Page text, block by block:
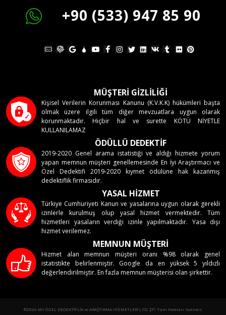
+90 (533) 947 85 90
MÜŞTERİ GİZLİLİĞİ
Kişisel Verilerin Korunması Kanunu (K.V.K.K) hükümleri başta
olmak üzere ilgili tüm diğer mevzuatlara uygun olarak
korunmaktadır. Hiçbir hal ve surette KÖTÜ NİYETLE
KULLANILAMAZ
ÖDÜLLÜ DEDEKTİF
2019-2020 Genel arama istatistiği ve aldığı hizmete yorum
yapan memnun müşteri genellemesinde En İyi Araştırmacı ve
Özel Dedektifi 2019-2020 kıymet ödülüne hak kazanmış
dedektiflik firmasıdır.
YASAL HİZMET
Türkiye Cumhuriyeti Kanun ve yasalarına uygun olarak gerekli
izinlerle kurulmuş olup yasal hizmet vermektedir. Tüm
hizmetleri yasaların verdiği izinle yapılmaktadır. Yasa dışı
hizmet verilemez.
MEMNUN MÜŞTERİ
Hizmet alan memnun müşteri oranı %98 olarak genel
istatistikte belirlenmiştir. Google da en yüksek 5 yıldızlı
değerlendirilmiştir. En fazla memnun müşterisi olan şirkettir.
©2026 MY ÖZEL DEDEKTİFLİK ve ARAŞTIRMA HİZMETLERİ LTD. ŞTİ. Tüm Hakları Saklıdır.